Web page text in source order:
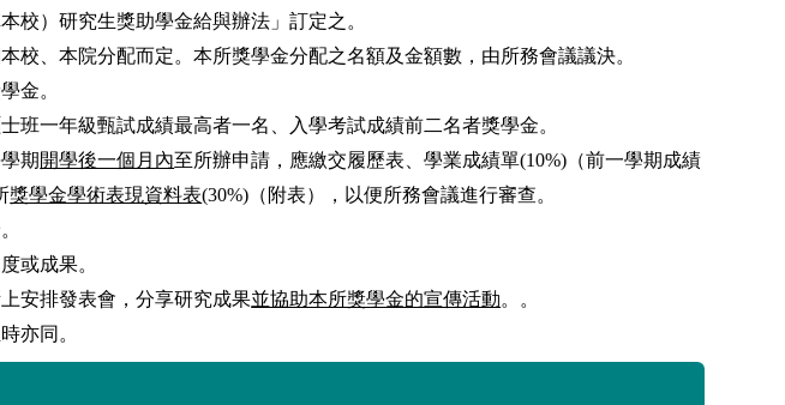
）研究生獎助學金給與辦法」訂定之。
、本院分配而定。本所獎學金分配之名額及金額數，由所務會議議決。
金。
班一年級甄試成績最高者一名、入學考試成績前二名者獎學金。
期 開學後一個月內至所辦申請，應繳交履歷表、學業成績單(10%) （前一學期成績
獎學金學術表現資料表(30%) （附表），以便所務會議進行審查。
或成果。
安排發表會，分享研究成果並協助本所獎學金的宣傳活動。。
亦同。